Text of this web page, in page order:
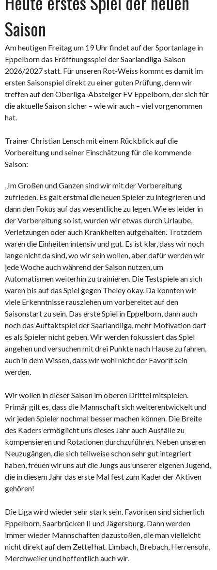
Saison
Am heutigen Freitag um 19 Uhr findet auf der Sportanlage in
Eppelborn das Eröffnungsspiel der Saarlandliga-Saison
2026/2027 statt. Für unseren Rot-Weiss kommt es damit im
ersten Saisonspiel direkt zu einer guten Prüfung, denn wir
treffen auf den Oberliga-Absteiger FV Eppelborn, der sich für
die aktuelle Saison sicher – wie wir auch – viel vorgenommen
hat.
Trainer Christian Lensch mit einem Rückblick auf die
Vorbereitung und seiner Einschätzung für die kommende
Saison:
„Im Großen und Ganzen sind wir mit der Vorbereitung
zufrieden. Es galt erstmal die neuen Spieler zu integrieren und
dann den Fokus auf das wesentliche zu legen. Wie es leider in
der Vorbereitung so ist, wurden wir etwas durch Urlaube,
Verletzungen oder auch Krankheiten aufgehalten. Trotzdem
waren die Einheiten intensiv und gut. Es ist klar, dass wir noch
lange nicht da sind, wo wir sein wollen, aber dafür werden wir
jede Woche auch während der Saison nutzen, um
Automatismen weiterhin zu trainieren. Die Testspiele an sich
waren bis auf das Spiel gegen Theley okay. Da konnten wir
viele Erkenntnisse rausziehen um vorbereitet auf den
Saisonstart zu sein. Das erste Spiel in Eppelborn, dann auch
noch das Auftaktspiel der Saarlandliga, mehr Motivation darf
es als Spieler nicht geben. Wir werden fokussiert das Spiel
angehen und versuchen mit drei Punkte nach Hause zu fahren,
auch in dem Wissen, dass wir wohl nicht der Favorit sein
werden.
Wir wollen in dieser Saison im oberen Drittel mitspielen.
Primär gilt es, dass die Mannschaft sich weiterentwickelt und
wir jeden Spieler nochmal besser machen können. Die Breite
des Kaders ermöglicht uns dieses Jahr auch Ausfälle zu
kompensieren und Rotationen durchzuführen. Neben unseren
Neuzugängen, die sich teilweise schon sehr gut integriert
haben, freuen wir uns auf die Jungs aus unserer eigenen Jugend,
die in diesem Jahr das erste Mal fest zum Kader der Aktiven
gehören!
Die Liga wird wieder sehr stark sein. Favoriten sind sicherlich
Eppelborn, Saarbrücken II und Jägersburg. Dann werden
immer wieder Mannschaften dazustoßen, die man vielleicht
nicht direkt auf dem Zettel hat. Limbach, Brebach, Herrensohr,
Merchweiler und hoffentlich auch wir.